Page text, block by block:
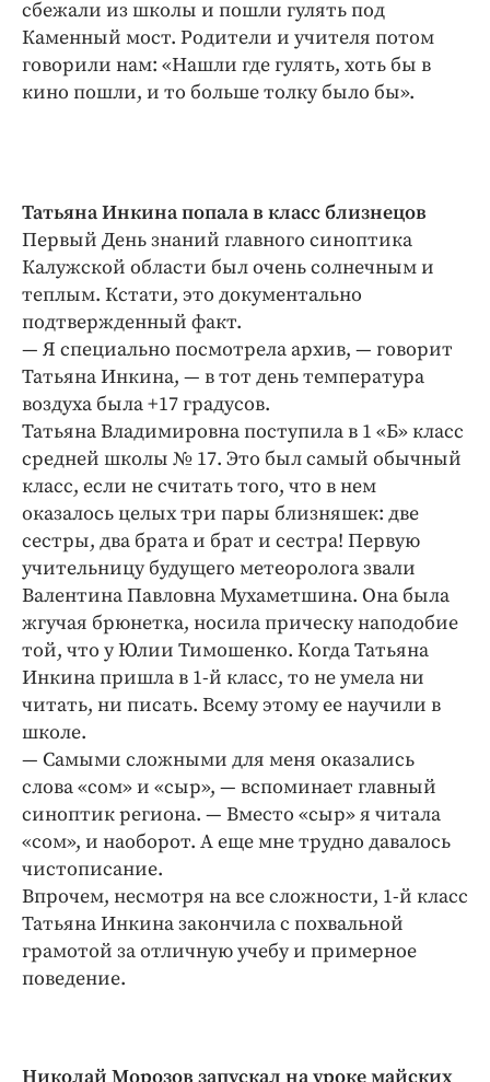
сбежали из школы и пошли гулять под
Каменный мост. Родители и учителя потом
говорили нам: «Нашли где гулять, хоть бы в
кино пошли, и то больше толку было бы».
Татьяна Инкина попала в класс близнецов
Первый День знаний главного синоптика
Калужской области был очень солнечным и
теплым. Кстати, это документально
подтвержденный факт.
— Я специально посмотрела архив, — говорит
Татьяна Инкина, — в тот день температура
воздуха была +17 градусов.
Татьяна Владимировна поступила в 1 «Б» класс
средней школы № 17. Это был самый обычный
класс, если не считать того, что в нем
оказалось целых три пары близняшек: две
сестры, два брата и брат и сестра! Первую
учительницу будущего метеоролога звали
Валентина Павловна Мухаметшина. Она была
жгучая брюнетка, носила прическу наподобие
той, что у Юлии Тимошенко. Когда Татьяна
Инкина пришла в 1-й класс, то не умела ни
читать, ни писать. Всему этому ее научили в
школе.
— Самыми сложными для меня оказались
слова «сом» и «сыр», — вспоминает главный
синоптик региона. — Вместо «сыр» я читала
«сом», и наоборот. А еще мне трудно давалось
чистописание.
Впрочем, несмотря на все сложности, 1-й класс
Татьяна Инкина закончила с похвальной
грамотой за отличную учебу и примерное
поведение.